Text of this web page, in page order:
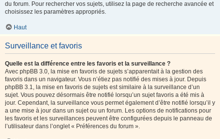
du forum. Pour rechercher vos sujets, utilisez la page de recherche avancée et
choisissez les paramètres appropriés.
Haut
Surveillance et favoris
Quelle est la différence entre les favoris et la surveillance ?
Avec phpBB 3.0, la mise en favoris de sujets s’apparentait à la gestion des
favoris dans un navigateur. Vous n’étiez pas notifié des mises à jour. Depuis
phpBB 3.1, la mise en favoris de sujets est similaire à la surveillance d’un
sujet. Vous pouvez désormais être notifié lorsqu’un sujet favoris a été mis à
jour. Cependant, la surveillance vous permet également d’être notifié lorsqu’il y
a une mise à jour dans un sujet ou un forum. Les options de notifications pour
les favoris et les surveillances peuvent être configurées depuis le panneau de
l’utilisateur dans l’onglet « Préférences du forum ».